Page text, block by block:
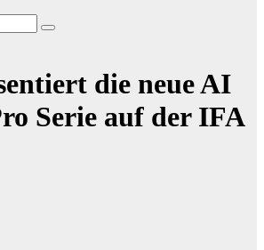
die neue AI
Serie auf der IFA